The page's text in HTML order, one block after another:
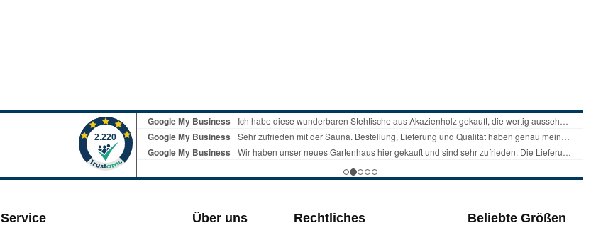
Service Über uns Rechtliches Beliebte Größen